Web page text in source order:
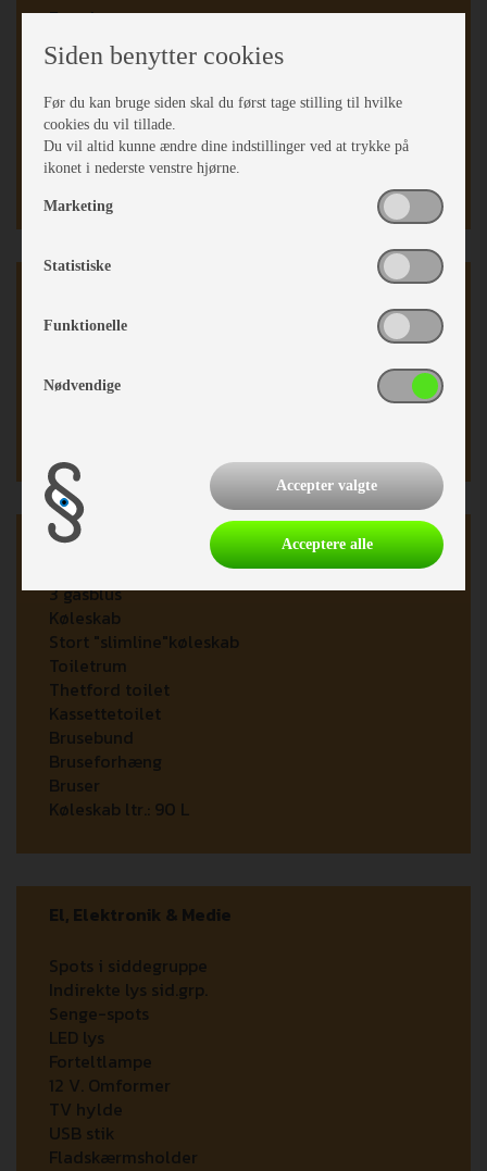
Fransk seng
Dobbeltseng
Fransk soveværelse
Hævebart hovedgærde
Koldskums madrasser
Sidesiddegruppe
Stor tagluge
Køkken - Bad & Toilet
3 gasblus
Køleskab
Stort "slimline"køleskab
Toiletrum
Thetford toilet
Kassettetoilet
Brusebund
Bruseforhæng
Bruser
Køleskab ltr.: 90 L
El, Elektronik & Medie
Spots i siddegruppe
Indirekte lys sid.grp.
Senge-spots
LED lys
Forteltlampe
12 V. Omformer
TV hylde
USB stik
Fladskærmsholder
Siden benytter cookies
Før du kan bruge siden skal du først tage stilling til hvilke
cookies du vil tillade.
Du vil altid kunne ændre dine indstillinger ved at trykke på
ikonet i nederste venstre hjørne.
Marketing
Statistiske
Funktionelle
Nødvendige
Accepter valgte
Acceptere alle